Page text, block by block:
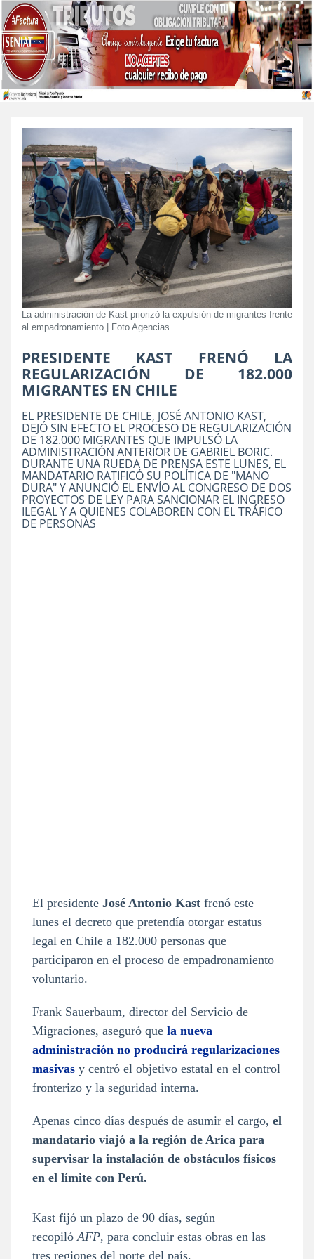
La administración de Kast priorizó la expulsión de migrantes frente
al empadronamiento | Foto Agencias
PRESIDENTE KAST FRENÓ LA
REGULARIZACIÓN DE 182.000
MIGRANTES EN CHILE
EL PRESIDENTE DE CHILE, JOSÉ ANTONIO KAST,
DEJÓ SIN EFECTO EL PROCESO DE REGULARIZACIÓN
DE 182.000 MIGRANTES QUE IMPULSÓ LA
ADMINISTRACIÓN ANTERIOR DE GABRIEL BORIC.
DURANTE UNA RUEDA DE PRENSA ESTE LUNES, EL
MANDATARIO RATIFICÓ SU POLÍTICA DE "MANO
DURA" Y ANUNCIÓ EL ENVÍO AL CONGRESO DE DOS
PROYECTOS DE LEY PARA SANCIONAR EL INGRESO
ILEGAL Y A QUIENES COLABOREN CON EL TRÁFICO
DE PERSONAS
El presidente José Antonio Kast frenó este
lunes el decreto que pretendía otorgar estatus
legal en Chile a 182.000 personas que
participaron en el proceso de empadronamiento
voluntario.
Frank Sauerbaum, director del Servicio de
Migraciones, aseguró que la nueva
administración no producirá regularizaciones
masivas y centró el objetivo estatal en el control
fronterizo y la seguridad interna.
Apenas cinco días después de asumir el cargo, el
mandatario viajó a la región de Arica para
supervisar la instalación de obstáculos físicos
en el límite con Perú.
Kast fijó un plazo de 90 días, según
recopiló AFP, para concluir estas obras en las
tres regiones del norte del país.